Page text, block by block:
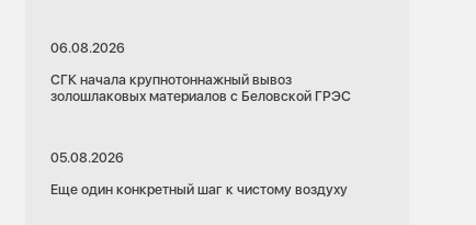
06.08.2026
СГК начала крупнотоннажный вывоз
золошлаковых материалов с Беловской ГРЭС
05.08.2026
Еще один конкретный шаг к чистому воздуху